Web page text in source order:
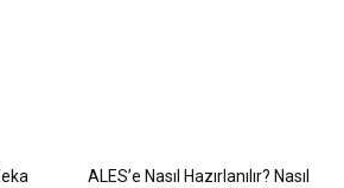
ALES’e Nasıl Hazırlanılır? Nasıl